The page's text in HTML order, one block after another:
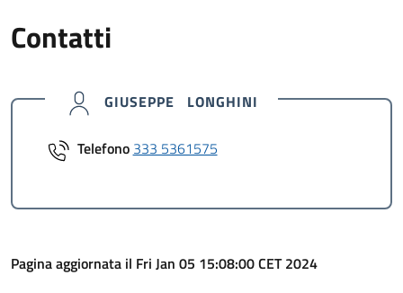
Contatti
GIUSEPPE LONGHINI
Telefono 333 5361575
Pagina aggiornata il Fri Jan 05 15:08:00 CET 2024